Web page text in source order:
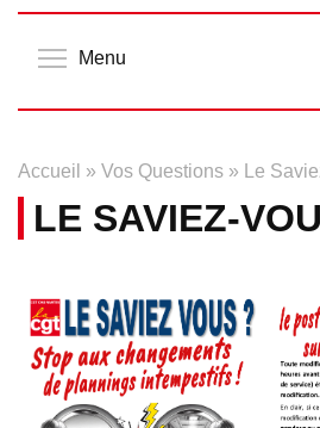
Menu
Accueil » Vos Questions » Le
LE SAVIEZ-